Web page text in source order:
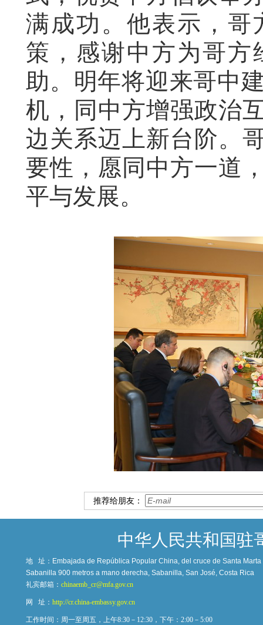
满成功。他表示，哥
策，感谢中方为哥方
助。明年将迎来哥中
机，同中方增强政治
边关系迈上新台阶。
要性，愿同中方一道
平与发展。
推荐给朋友：
中华人民共和国驻
地 址： Embajada de República Popular China, del cruce de Santa
Sabanilla 900 metros a mano derecha, Sabanilla, San José, Costa Rica
礼宾邮箱： chinaemb_cr@mfa.gov.cn
网 址： http://cr.china-embassy.gov.cn
工作时间：周一至周五，上午8:30－12:30，下午：2:00－5:00